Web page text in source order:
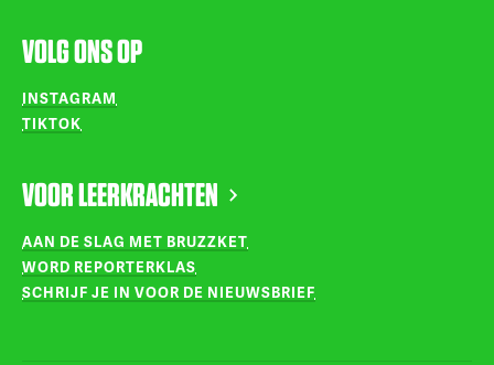
VOLG ONS OP
INSTAGRAM
TIKTOK
VOOR LEERKRACHTEN
AAN DE SLAG MET BRUZZKET
WORD REPORTERKLAS
SCHRIJF JE IN VOOR DE NIEUWSBRIEF